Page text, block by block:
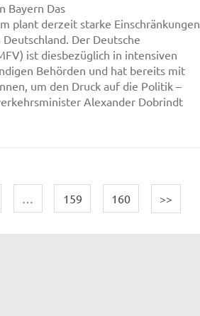
Bayern Das
plant derzeit starke Einschränkungen
Der Deutsche
ist diesbezüglich in intensiven
Behörden und hat bereits mit
um den Druck auf die Politik –
Alexander Dobrindt
… 159 160 >>